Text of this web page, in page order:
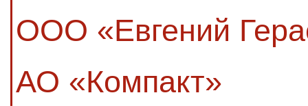
ООО «Евгений
АО «Компакт»